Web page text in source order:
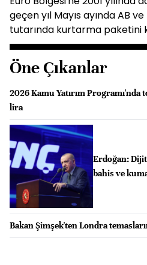
geçen yıl Mayıs ayında AB
tutarında kurtarma paketini
Öne Çıkanlar
2026 Kamu Yatırım
lira
Erdoğan:
bahis ve
Bakan Şimşek'ten Londra